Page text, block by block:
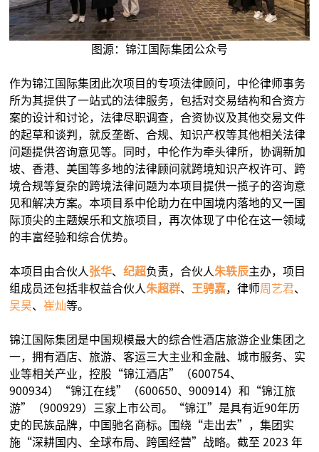
图源：锦江国际集团公众号
作为锦江国际集团此次项目的专项法律顾问，中伦律师事务
所为其提供了一站式的法律服务，包括对交易结构和合资方
案的设计和讨论，法律尽职调查，合资协议及其他交易文件
的起草和谈判，就反垄断、合规、知识产权等其他相关法律
问题提供咨询意见等。同时，中伦作为牵头律所，协调新加
坡、香港、美国等多地的法律顾问就跨境知识产权许可、跨
境合规等复杂的跨境法律问题为本项目提供一揽子的咨询意
见和解决方案。本项目系中伦助力在中国境内落地的又一国
际顶尖的主题娱乐和文旅项目，再次体现了中伦在这一领域
的丰富经验和综合优势。
本项目由合伙人 张华、纪超负责，合伙人 朱轶辰主办，项目
组成员还包括非权益合伙人 朱超群、 王骋嘉，律师周艺君、
吴昊、崔灿等。
锦江国际集团是中国规模最大的综合性酒店旅游企业集团之
一，拥有酒店、旅游、客运三大主业和金融、城市服务、实
业等相关产业，控股“锦江酒店”（600754、
900934）“锦江在线”（600650、900914）和“锦江旅
游”（900929）三家上市公司。“锦江”是具有近90年历
史的民族品牌，中国驰名商标。围绕“走出去”，集团实
施“深耕国内、全球布局、跨国经营”战略。截至 2023 年